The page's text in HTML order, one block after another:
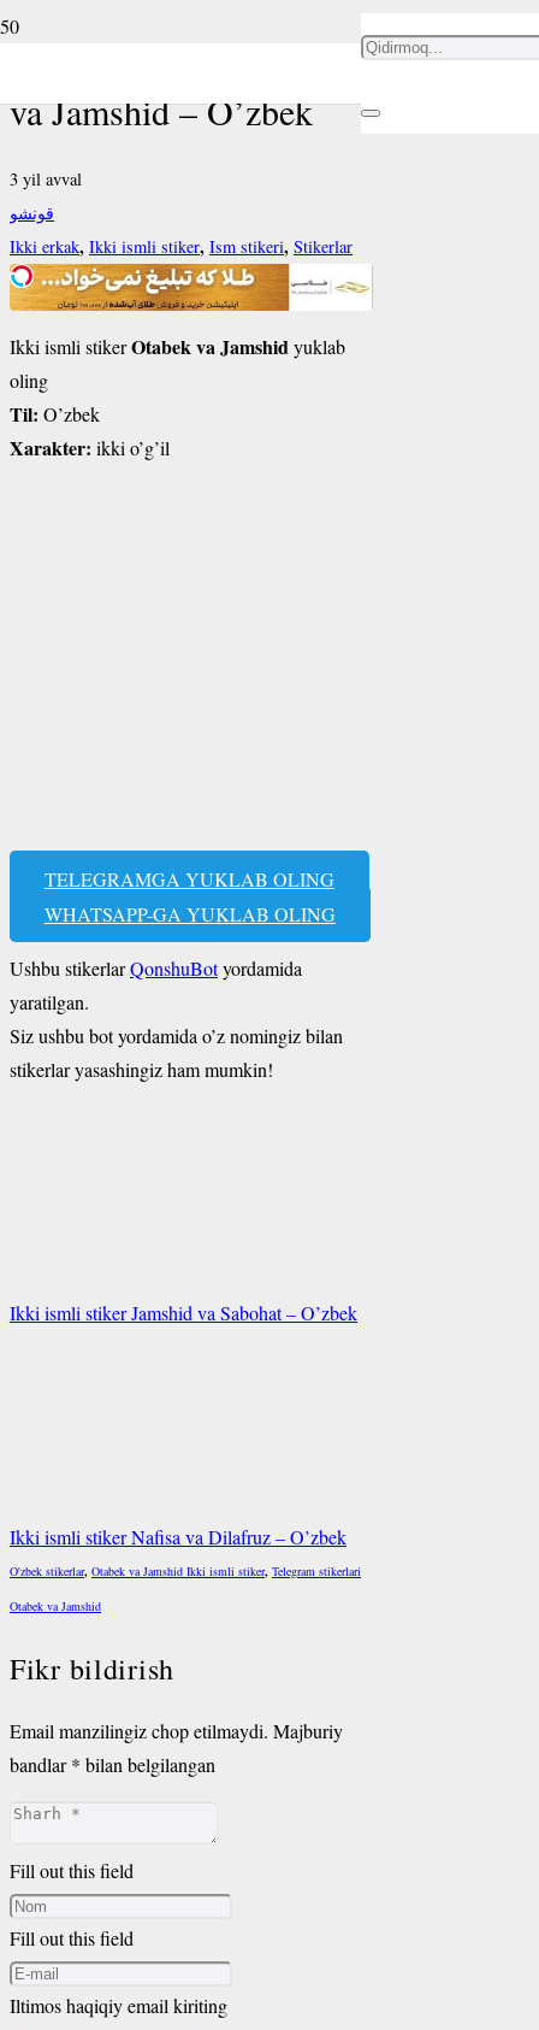
va Jamshid – O’zbek
3 yil avval
قونشو
Ikki erkak, Ikki ismli stiker, Ism stikeri, Stikerlar
Ikki ismli stikerOtabek va Jamshidyuklab
oling
Til: O’zbek
Xarakter: ikki o’g’il
TELEGRAMGA YUKLAB OLING
WHATSAPP-GA YUKLAB OLING
Ushbu stikerlarQonshuBotyordamida
yaratilgan.
Siz ushbu bot yordamida o’z nomingiz bilan
stikerlar yasashingiz ham mumkin!
Ikki ismli stiker Jamshid va Sabohat – O’zbek
Ikki ismli stiker Nafisa va Dilafruz – O’zbek
O'zbek stikerlar, Otabek va Jamshid Ikki ismli stiker, Telegram stikerlari
Otabek va Jamshid
Fikr bildirish
Email manzilingiz chop etilmaydi. Majburiy
bandlar* bilan belgilangan
Fill out this field
Fill out this field
Iltimos haqiqiy email kiriting